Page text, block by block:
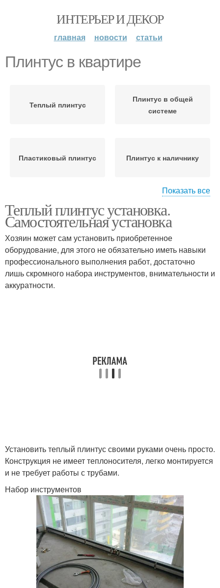
ИНТЕРЬЕР И ДЕКОР
главная новости статьи
Плинтус в квартире
Теплый плинтус
Плинтус в общей
системе
Пластиковый плинтус Плинтус к наличнику
Наличник вместо
плинтуса
Показать все
Теплый плинтус установка.
Самостоятельная установка
Хозяин может сам установить приобретенное
оборудование, для этого не обязательно иметь навыки
профессионального выполнения работ, достаточно
лишь скромного набора инструментов, внимательности и
аккуратности.
Установить теплый плинтус своими руками очень просто.
Конструкция не имеет теплоносителя, легко монтируется
и не требует работы с трубами.
Набор инструментов